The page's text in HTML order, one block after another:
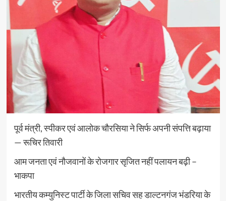
पूर्व मंत्री, स्पीकर एवं आलोक चौरसिया ने सिर्फ अपनी संपत्ति बढ़ाया
— रूचिर तिवारी
आम जनता एवं नौजवानों के रोजगार सृजित नहीं पलायन बढ़ी –
भाकपा
भारतीय कम्युनिस्ट पार्टी के जिला सचिव सह डाल्टनगंज भंडरिया के